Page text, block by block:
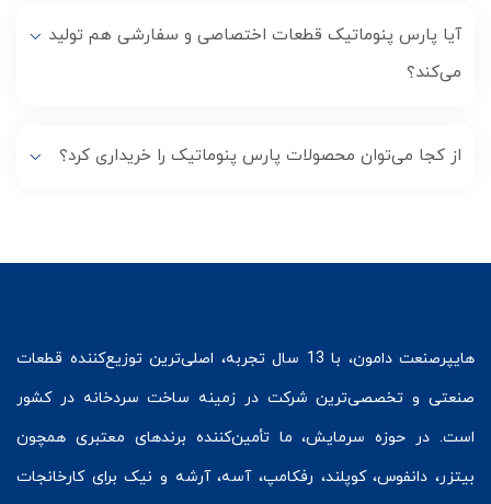
آیا پارس پنوماتیک قطعات اختصاصی و سفارشی هم تولید
می‌کند؟
از کجا می‌توان محصولات پارس پنوماتیک را خریداری کرد؟
هایپرصنعت
دامون، با 13 سال تجربه، اصلی‌ترین توزیع‌کننده قطعات
صنعتی و تخصصی‌ترین شرکت در زمینه ساخت سردخانه در کشور
است. در حوزه سرمایش، ما تأمین‌کننده برندهای معتبری همچون
بیتزر، دانفوس،کوپلند، رفکامپ، آسه، آرشه و نیک برای کارخانجات